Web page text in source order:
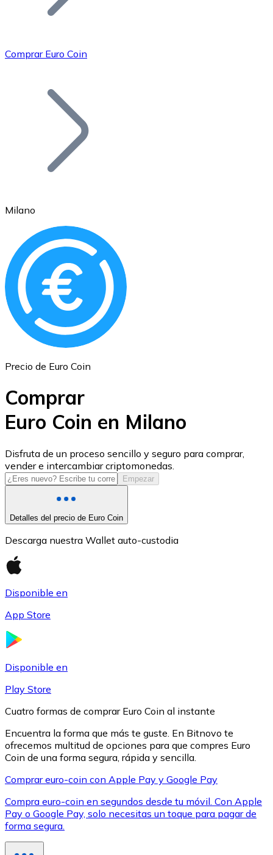
Bitcoin
Ethereum
ETH
USD Coin
USDC
XRP
XRP
Comprar Euro Coin
Milano
Precio de Euro Coin
Comprar
Euro Coin en Milano
Disfruta de un proceso sencillo y seguro para comprar,
vender e intercambiar criptomonedas.
Empezar
Detalles del precio de Euro Coin
Descarga nuestra Wallet auto-custodia
Disponible en
App Store
Disponible en
Play Store
Cuatro formas de comprar Euro Coin al instante
Encuentra la forma que más te guste. En Bitnovo te
ofrecemos multitud de opciones para que compres Euro
Coin de una forma segura, rápida y sencilla.
Comprar euro-coin con Apple Pay y Google Pay
Compra euro-coin en segundos desde tu móvil. Con Apple
Pay o Google Pay, solo necesitas un toque para pagar de
forma segura.